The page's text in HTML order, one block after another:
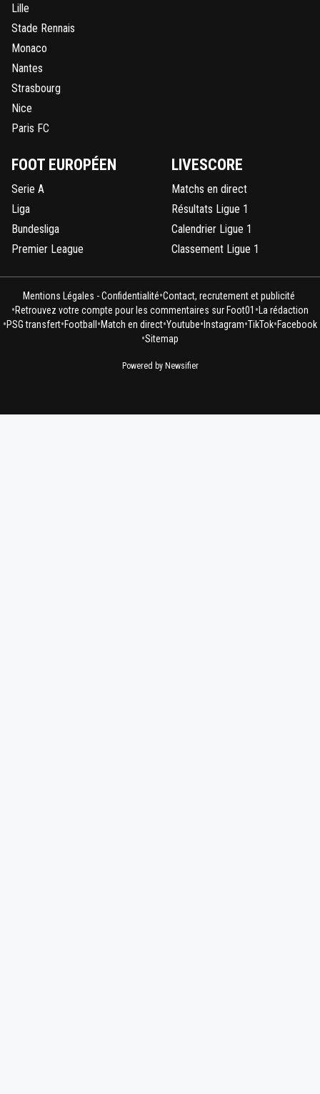
Lille
Stade Rennais
Monaco
Nantes
Strasbourg
Nice
Paris FC
FOOT EUROPÉEN
Serie A
Liga
Bundesliga
Premier League
LIVESCORE
Matchs en direct
Résultats Ligue 1
Calendrier Ligue 1
Classement Ligue 1
Mentions Légales - Confidentialité•Contact, recrutement et publicité
•Retrouvez votre compte pour les commentaires sur Foot01 •La rédaction
•PSG transfert•Football•Match en direct•Youtube•Instagram•TikTok•Facebook
•Sitemap
Powered by Newsifier